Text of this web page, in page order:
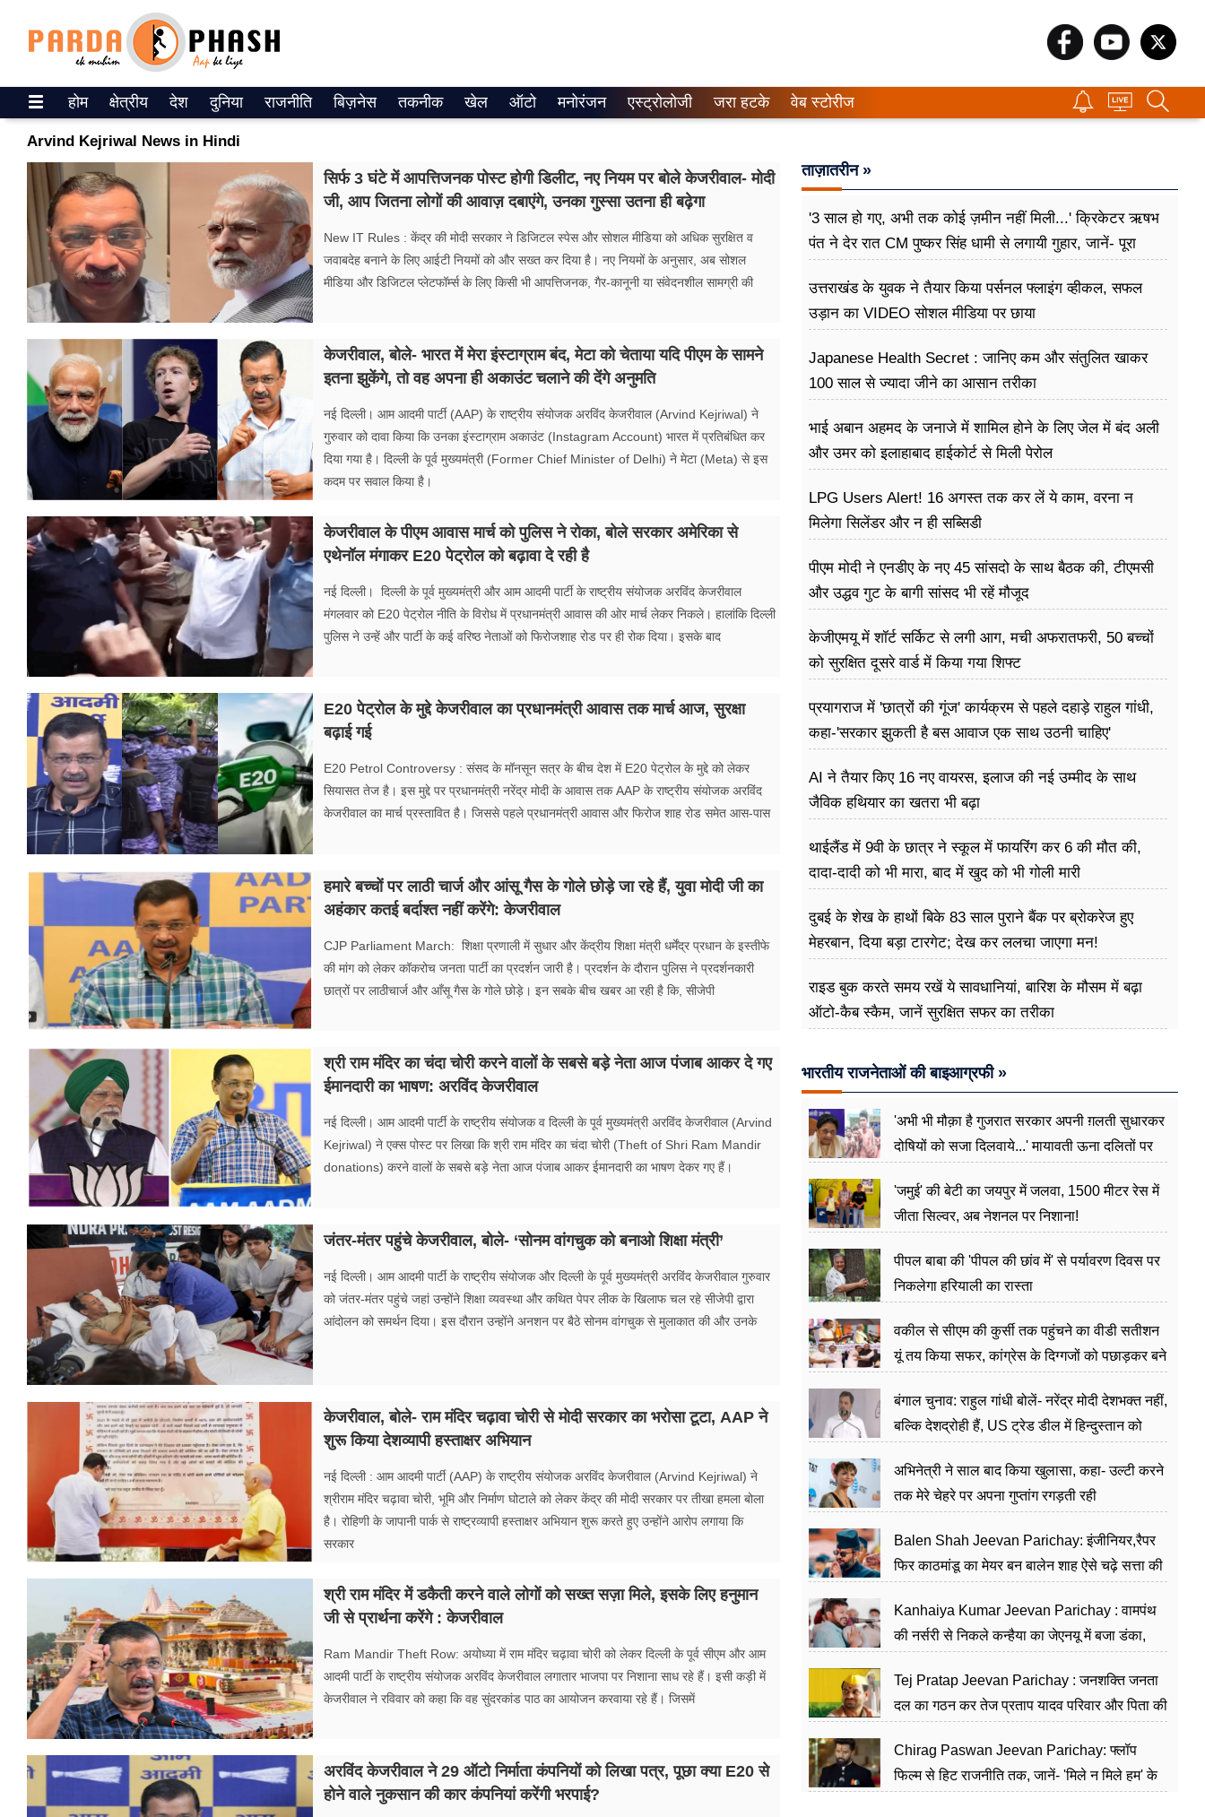
ePaper
वेब स्टोरीज
उत्तर प्रदेश
गैलरी
वीडियो
रिलेशनशिप
जीवन मंत्रा
फूड
ब्‍यूटी
जॉब्स
शिक्षा
होम क्षेत्रीय देश दुनिया राजनीति बिज़नेस तकनीक खेल ऑटो मनोरंजन एस्ट्रोलोजी जरा हटके वेब स्टोरीज
Arvind Kejriwal News in Hindi
सिर्फ 3 घंटे में आपत्तिजनक पोस्ट होगी डिलीट, नए नियम पर बोले केजरीवाल- मोदी
जी, आप जितना लोगों की आवाज़ दबाएंगे, उनका गुस्सा उतना ही बढ़ेगा
New IT Rules : केंद्र की मोदी सरकार ने डिजिटल स्पेस और सोशल मीडिया को अधिक सुरक्षित व
जवाबदेह बनाने के लिए आईटी नियमों को और सख्त कर दिया है। नए नियमों के अनुसार, अब सोशल
मीडिया और डिजिटल प्लेटफॉर्म्स के लिए किसी भी आपत्तिजनक, गैर-कानूनी या संवेदनशील सामग्री की
केजरीवाल, बोले- भारत में मेरा इंस्टाग्राम बंद, मेटा को चेताया यदि पीएम के सामने
इतना झुकेंगे, तो वह अपना ही अकाउंट चलाने की देंगे अनुमति
नई दिल्ली। आम आदमी पार्टी (AAP) के राष्ट्रीय संयोजक अरविंद केजरीवाल (Arvind Kejriwal) ने
गुरुवार को दावा किया कि उनका इंस्टाग्राम अकाउंट (Instagram Account) भारत में प्रतिबंधित कर
दिया गया है। दिल्ली के पूर्व मुख्यमंत्री (Former Chief Minister of Delhi) ने मेटा (Meta) से इस
कदम पर सवाल किया है।
केजरीवाल के ​पीएम आवास मार्च को पुलिस ने रोका, बोले सरकार अमेरिका से
एथेनॉल मंगाकर E20 पेट्रोल को बढ़ावा दे रही है
नई दिल्ली। दिल्ली के पूर्व मुख्यमंत्री और आम आदमी पार्टी के राष्ट्रीय संयोजक अरविंद केजरीवाल
मंगलवार को E20 पेट्रोल नीति के विरोध में प्रधानमंत्री आवास की ओर मार्च लेकर निकले। हालांकि दिल्ली
पुलिस ने उन्हें और पार्टी के कई वरिष्ठ नेताओं को फिरोजशाह रोड पर ही रोक दिया। इसके बाद
E20 पेट्रोल के मुद्दे केजरीवाल का प्रधानमंत्री आवास तक मार्च आज, सुरक्षा
बढ़ाई गई
E20 Petrol Controversy : संसद के मॉनसून सत्र के बीच देश में E20 पेट्रोल के मुद्दे को लेकर
सियासत तेज है। इस मुद्दे पर प्रधानमंत्री नरेंद्र मोदी के आवास तक AAP के राष्ट्रीय संयोजक अरविंद
केजरीवाल का मार्च प्रस्तावित है। जिससे पहले प्रधानमंत्री आवास और फिरोज शाह रोड समेत आस-पास
हमारे बच्चों पर लाठी चार्ज और आंसू गैस के गोले छोड़े जा रहे हैं, युवा मोदी जी का
अहंकार कतई बर्दाश्त नहीं करेंगे: केजरीवाल
CJP Parliament March: शिक्षा प्रणाली में सुधार और केंद्रीय शिक्षा मंत्री धर्मेंद्र प्रधान के इस्तीफे
की मांग को लेकर कॉकरोच जनता पार्टी का प्रदर्शन जारी है। प्रदर्शन के दौरान पुलिस ने प्रदर्शनकारी
छात्रों पर लाठीचार्ज और आँसू गैस के गोले छोड़े। इन सबके बीच खबर आ रही है कि, सीजेपी
श्री राम मंदिर का चंदा चोरी करने वालों के सबसे बड़े नेता आज पंजाब आकर दे गए
ईमानदारी का भाषण: अरविंद केजरीवाल
नई दिल्ली। आम आदमी पार्टी के राष्ट्रीय संयोजक व दिल्ली के पूर्व मुख्यमंत्री अरविंद केजरीवाल (Arvind
Kejriwal) ने एक्स पोस्ट पर लिखा कि श्री राम मंदिर का चंदा चोरी (Theft of Shri Ram Mandir
donations) करने वालों के सबसे बड़े नेता आज पंजाब आकर ईमानदारी का भाषण देकर गए हैं।
जंतर-मंतर पहुंचे केजरीवाल, बोले- ‘सोनम वांगचुक को बनाओ शिक्षा मंत्री’
नई दिल्ली। आम आदमी पार्टी के राष्ट्रीय संयोजक और दिल्ली के पूर्व मुख्यमंत्री अरविंद केजरीवाल गुरुवार
को जंतर-मंतर पहुंचे जहां उन्होंने शिक्षा व्यवस्था और कथित पेपर लीक के खिलाफ चल रहे सीजेपी द्वारा
आंदोलन को समर्थन दिया। इस दौरान उन्होंने अनशन पर बैठे सोनम वांगचुक से मुलाकात की और उनके
केजरीवाल, बोले- राम मंदिर चढ़ावा चोरी से मोदी सरकार का भरोसा टूटा, AAP ने
शुरू किया देशव्यापी हस्ताक्षर अभियान
नई दिल्ली : आम आदमी पार्टी (AAP) के राष्ट्रीय संयोजक अरविंद केजरीवाल (Arvind Kejriwal) ने
श्रीराम मंदिर चढ़ावा चोरी, भूमि और निर्माण घोटाले को लेकर केंद्र की मोदी सरकार पर तीखा हमला बोला
है। रोहिणी के जापानी पार्क से राष्ट्रव्यापी हस्ताक्षर अभियान शुरू करते हुए उन्होंने आरोप लगाया कि
सरकार
श्री राम मंदिर में डकैती करने वाले लोगों को सख्त सज़ा मिले, इसके लिए हनुमान
जी से प्रार्थना करेंगे : केजरीवाल
Ram Mandir Theft Row: अयोध्या में राम मंदिर चढ़ावा चोरी को लेकर दिल्ली के पूर्व सीएम और आम
आदमी पार्टी के राष्ट्रीय संयोजक अरविंद केजरीवाल लगातार भाजपा पर निशाना साध रहे हैं। इसी कड़ी में
केजरीवाल ने रविवार को कहा कि वह सुंदरकांड पाठ का आयोजन करवाया रहे हैं। जिसमें
अरविंद केजरीवाल ने 29 ऑटो निर्माता कंपनियों को लिखा पत्र, पूछा क्या E20 से
होने वाले नुकसान की कार कंपनियां करेंगी भरपाई?
ताज़ातरीन »
'3 साल हो गए, अभी तक कोई ज़मीन नहीं मिली...' क्रिकेटर ऋषभ
पंत ने देर रात CM पुष्कर सिंह धामी से लगायी गुहार, जानें- पूरा
उत्तराखंड के युवक ने तैयार किया पर्सनल फ्लाइंग व्हीकल, सफल
उड़ान का VIDEO सोशल मीडिया पर छाया
Japanese Health Secret : जानिए कम और संतुलित खाकर
100 साल से ज्यादा जीने का आसान तरीका
भाई अबान अहमद के जनाजे में शामिल होने के लिए जेल में बंद अली
और उमर को इलाहाबाद हाईकोर्ट से मिली पेरोल
LPG Users Alert! 16 अगस्त तक कर लें ये काम, वरना न
मिलेगा सिलेंडर और न ही सब्सिडी
पीएम मोदी ने एनडीए के नए 45 सांसदो के साथ बैठक की, टीएमसी
और उद्धव गुट के बागी सांसद भी रहें मौजूद
केजीएमयू में शॉर्ट सर्किट से लगी आग, मची अफरातफरी, 50 बच्चों
को सुरक्षित दूसरे वार्ड में किया गया शिफ्ट
प्रयागराज में 'छात्रों की गूंज' कार्यक्रम से पहले दहाड़े राहुल गांधी,
कहा-'सरकार झुकती है बस आवाज एक साथ उठनी चाहिए'
AI ने तैयार किए 16 नए वायरस, इलाज की नई उम्मीद के साथ
जैविक हथियार का खतरा भी बढ़ा
थाईलैंड में 9वी के छात्र ने स्कूल में फायरिंग कर 6 की मौत की,
दादा-दादी को भी मारा, बाद में खुद को भी गोली मारी
दुबई के शेख के हाथों बिके 83 साल पुराने बैंक पर ब्रोकरेज हुए
मेहरबान, दिया बड़ा टारगेट; देख कर ललचा जाएगा मन!
राइड बुक करते समय रखें ये सावधानियां, बारिश के मौसम में बढ़ा
ऑटो-कैब स्कैम, जानें सुरक्षित सफर का तरीका
भारतीय राजनेताओं की बाइआग्रफी »
'अभी भी मौक़ा है गुजरात सरकार अपनी ग़लती सुधारकर
दोषियों को सजा दिलवाये...' मायावती ऊना दलितों पर
'जमुई' की बेटी का जयपुर में जलवा, 1500 मीटर रेस में
जीता सिल्वर, अब नेशनल पर निशाना!
पीपल बाबा की 'पीपल की छांव में' से पर्यावरण दिवस पर
निकलेगा हरियाली का रास्ता
वकील से सीएम की कुर्सी तक पहुंचने का वीडी सतीशन
यूं तय किया सफर, कांग्रेस के दिग्गजों को पछाड़कर बने
बंगाल चुनाव: राहुल गांधी बोलें- नरेंद्र मोदी देशभक्त नहीं,
बल्कि देशद्रोही हैं, US ट्रेड डील में हिन्दुस्तान को
अभिनेत्री ने साल बाद किया खुलासा, कहा- उल्टी करने
तक मेरे चेहरे पर अपना गुप्तांग रगड़ती रही
Balen Shah Jeevan Parichay: इंजीनियर,रैपर
फिर काठमांडू का मेयर बन बालेन शाह ऐसे चढ़े सत्ता की
Kanhaiya Kumar Jeevan Parichay : वामपंथ
की नर्सरी से निकले कन्हैया का जेएनयू में बजा डंका,
Tej Pratap Jeevan Parichay : जनशक्ति जनता
दल का गठन कर तेज प्रताप यादव परिवार और पिता की
Chirag Paswan Jeevan Parichay: फ्लॉप
फिल्म से हिट राजनीति तक, जानें- 'मिले न मिले हम' के